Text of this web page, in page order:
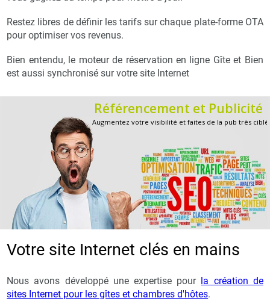
Restez libres de définir les tarifs sur chaque plate-forme OTA
pour optimiser vos revenus.
Bien entendu, le moteur de réservation en ligne Gîte et Bien
est aussi synchronisé sur votre site Internet
Référencement et Publicité
Augmentez votre visibilité et faites de la pub très
Votre site Internet clés en mains
Nous avons développé une expertise pour
la création de
sites Internet pour les gîtes et chambres d'hôtes.